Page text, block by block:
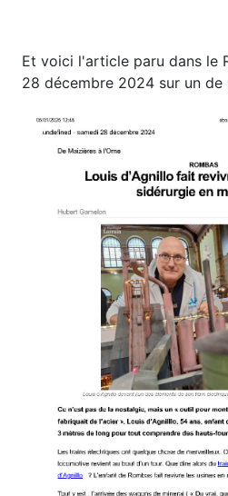
Et voici l'article paru dans le
28 décembre 2024 sur un de